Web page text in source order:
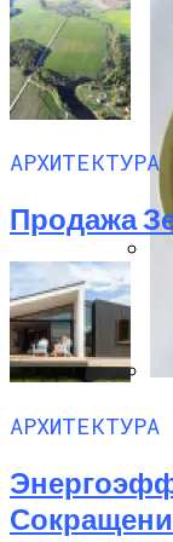
АРХИТЕКТУРА
Продажа
АРХИТЕКТУРА